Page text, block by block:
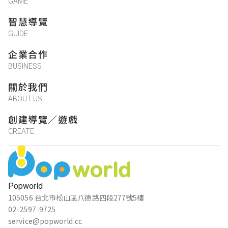
Popworld
105056 台北市松山區八德路四段277號5樓
02-2597-9725
service@popworld.cc
智慧導覽
GUIDE
企業合作
BUSINESS
關於我們
ABOUT US
創建導覽／遊戲
CREATE